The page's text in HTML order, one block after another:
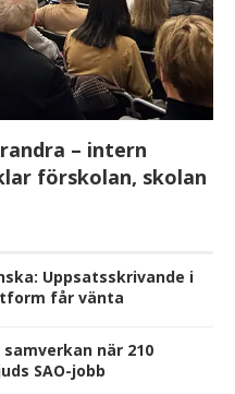
– intern
förskolan, skolan
Uppsatsskrivande i
får vänta
när 210
SAO-jobb